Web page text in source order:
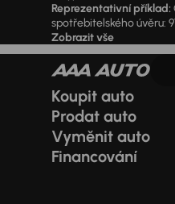
Reprezentativní příklad:
spotřebitelského úvěru:
Zobrazit vše
Koupit auto
Prodat auto
Vyměnit auto
Financování